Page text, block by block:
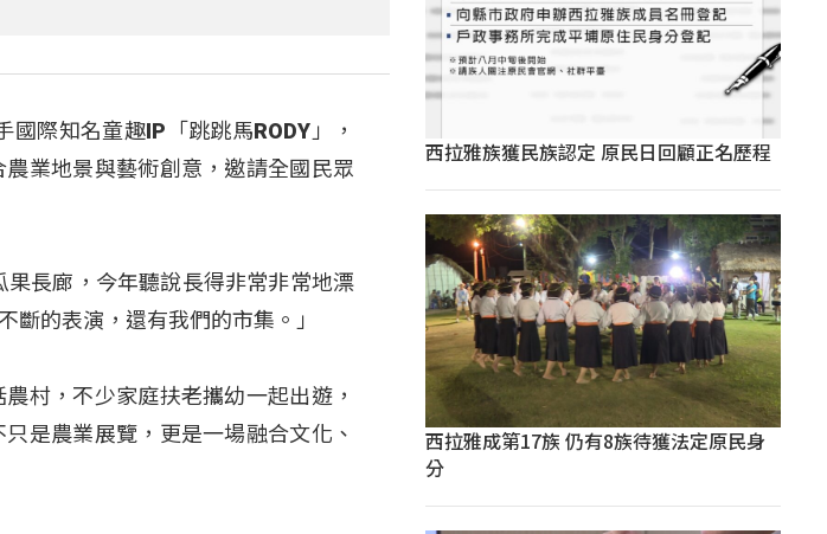
際知名童趣IP「跳跳馬RODY」，
業地景與藝術創意，邀請全國民眾
長廊，今年聽說長得非常非常地漂
斷的表演，還有我們的市集。」
村，不少家庭扶老攜幼一起出遊，
是農業展覽，更是一場融合文化、
西拉雅族獲民族認定 原民日回顧正名歷程
西拉雅成第17族 仍有8族待獲法定原民身
分